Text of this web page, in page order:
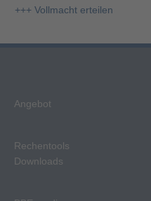
h
+++ Vollmacht erteilen
Angebot
Rechentools
Downloads